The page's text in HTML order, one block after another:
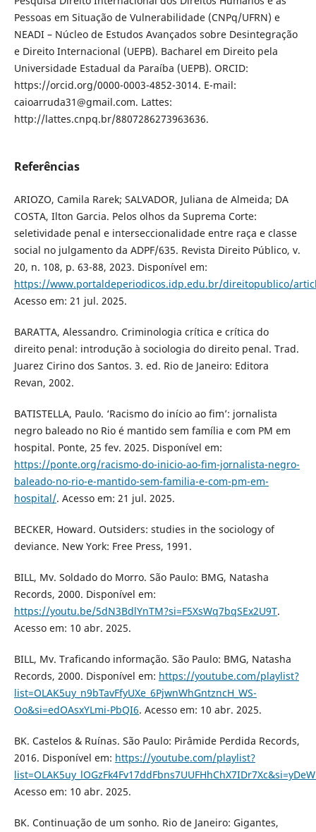
Pessoas em Situação de Vulnerabilidade (CNPq/UFRN) e
NEADI – Núcleo de Estudos Avançados sobre Desintegração
e Direito Internacional (UEPB). Bacharel em Direito pela
Universidade Estadual da Paraíba (UEPB). ORCID:
https://orcid.org/0000-0003-4852-3014. E-mail:
caioarruda31@gmail.com. Lattes:
http://lattes.cnpq.br/8807286273963636.
Referências
ARIOZO, Camila Rarek; SALVADOR, Juliana de Almeida; DA
COSTA, Ilton Garcia. Pelos olhos da Suprema Corte:
seletividade penal e interseccionalidade entre raça e classe
social no julgamento da ADPF/635. Revista Direito Público, v.
20, n. 108, p. 63-88, 2023. Disponível em:
https://www.portaldeperiodicos.idp.edu.br/direitopublico/
Acesso em: 21 jul. 2025.
BARATTA, Alessandro. Criminologia crítica e crítica do
direito penal: introdução à sociologia do direito penal. Trad.
Juarez Cirino dos Santos. 3. ed. Rio de Janeiro: Editora
Revan, 2002.
BATISTELLA, Paulo. ‘Racismo do início ao fim’: jornalista
negro baleado no Rio é mantido sem família e com PM em
hospital. Ponte, 25 fev. 2025. Disponível em:
https://ponte.org/racismo-do-inicio-ao-fim-jornalista-negro-
baleado-no-rio-e-mantido-sem-familia-e-com-pm-em-
hospital/. Acesso em: 21 jul. 2025.
BECKER, Howard. Outsiders: studies in the sociology of
deviance. New York: Free Press, 1991.
BILL, Mv. Soldado do Morro. São Paulo: BMG, Natasha
Records, 2000. Disponível em:
https://youtu.be/5dN3BdlYnTM?si=F5XsWq7bqSEx2U9T.
Acesso em: 10 abr. 2025.
BILL, Mv. Traficando informação. São Paulo: BMG, Natasha
Records, 2000. Disponível em: https://youtube.com/playlist?
list=OLAK5uy_n9bTavFfyUXe_6PjwnWhGntzncH_WS-
Oo&si=edOAsxYLmi-PbQI6. Acesso em: 10 abr. 2025.
BK. Castelos & Ruínas. São Paulo: Pirâmide Perdida Records,
2016. Disponível em: https://youtube.com/playlist?
Acesso em: 10 abr. 2025.
BK. Continuação de um sonho. Rio de Janeiro: Gigantes,